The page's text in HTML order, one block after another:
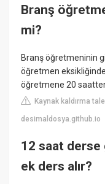
Branş
mi?
Branş öğretmeninin
öğretmen
öğretmene 20
Kaynak kaldırma
desimaldosya.github.io
12 saat
ek ders alır?